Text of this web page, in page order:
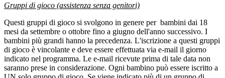
Gruppi di gioco (assistenza senza genitori)
Questi gruppi di gioco si svolgono in genere per bambini dai 18
mesi da settembre o ottobre fino a giugno dell'anno successivo. I
bambini più grandi hanno la precedenza. L'iscrizione a questi gruppi
di gioco è vincolante e deve essere effettuata via e-mail il giorno
indicato nel programma. Le e-mail ricevute prima di tale data non
saranno prese in considerazione. Ogni bambino può essere iscritto a